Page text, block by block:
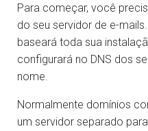
Para começar, você
do seu servidor de e-
baseará toda sua
configurará no DNS dos
nome.
Normalmente domínios
um servidor separado